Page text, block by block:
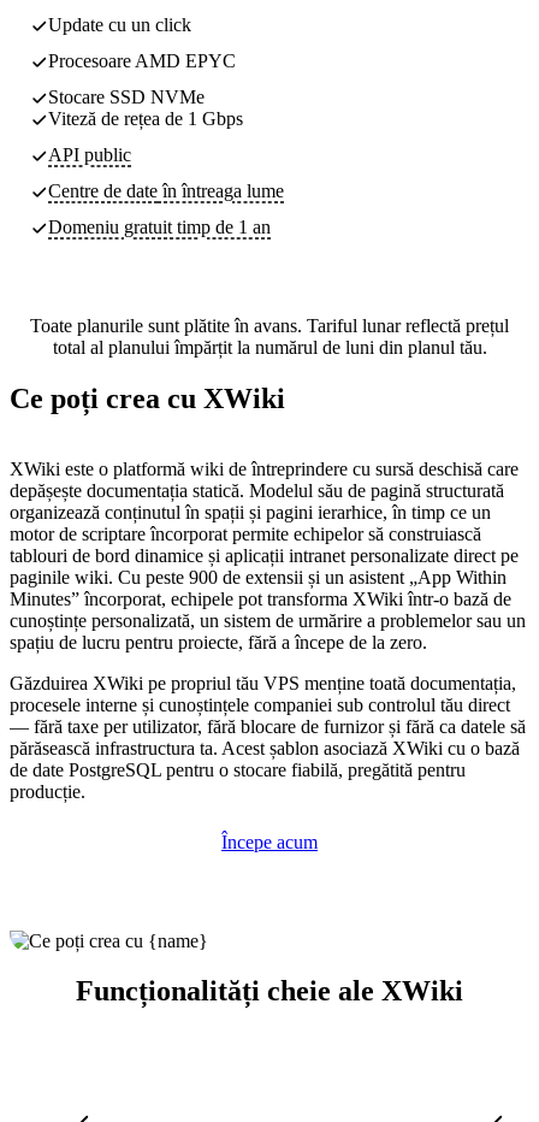
Update cu un click
Procesoare AMD EPYC
Stocare SSD NVMe
Viteză de rețea de 1 Gbps
API public
Centre de dateîn întreaga lume
Domeniu gratuit timp de 1 an
Toate planurile sunt plătite în avans. Tariful lunar reflectă prețul
total al planului împărțit la numărul de luni din planul tău.
Ce poți crea cu XWiki
XWiki este o platformă wiki de întreprindere cu sursă deschisă care
depășește documentația statică. Modelul său de pagină structurată
organizează conținutul în spații și pagini ierarhice, în timp ce un
motor de scriptare încorporat permite echipelor să construiască
tablouri de bord dinamice și aplicații intranet personalizate direct pe
paginile wiki. Cu peste 900 de extensii și un asistent „App Within
Minutes” încorporat, echipele pot transforma XWiki într-o bază de
cunoștințe personalizată, un sistem de urmărire a problemelor sau un
spațiu de lucru pentru proiecte, fără a începe de la zero.
Găzduirea XWiki pe propriul tău VPS menține toată documentația,
procesele interne și cunoștințele companiei sub controlul tău direct
— fără taxe per utilizator, fără blocare de furnizor și fără ca datele să
părăsească infrastructura ta. Acest șablon asociază XWiki cu o bază
de date PostgreSQL pentru o stocare fiabilă, pregătită pentru
producție.
Începe acum
Funcționalități cheie ale XWiki